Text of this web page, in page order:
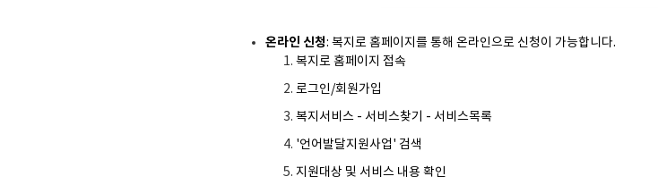
온라인 신청: 복지로 홈페이지를 통해 온라인으로 신청이 가능합니다.
복지로 홈페이지 접속
로그인/회원가입
복지서비스 - 서비스찾기 - 서비스목록
'언어발달지원사업' 검색
지원대상 및 서비스 내용 확인